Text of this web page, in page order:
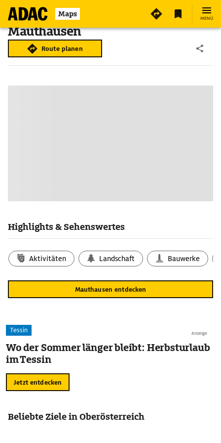
Maps MENÜ
Mauthausen
Route planen
Highlights & Sehenswertes
Aktivitäten Landschaft Bauwerke
Mauthausen entdecken
Anzeige
Tessin
Wo der Sommer länger bleibt: Herbsturlaub
im Tessin
Jetzt entdecken
Beliebte Ziele in Oberösterreich